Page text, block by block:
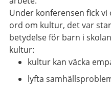
Under konferensen fick vi
ord om kultur, det var
betydelse för barn i
kultur:
kultur kan väcka
lyfta